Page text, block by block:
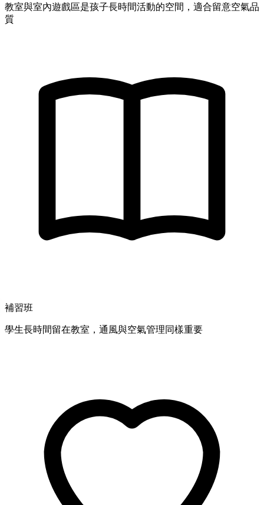
教室與室內遊戲區是孩子長時間活動的空間，適合留意空氣品
質
補習班
學生長時間留在教室，通風與空氣管理同樣重要